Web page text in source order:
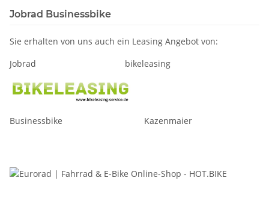
Jobrad Businessbike
Sie erhalten von uns auch ein Leasing Angebot von:
Jobrad bikeleasing
Businessbike Kazenmaier